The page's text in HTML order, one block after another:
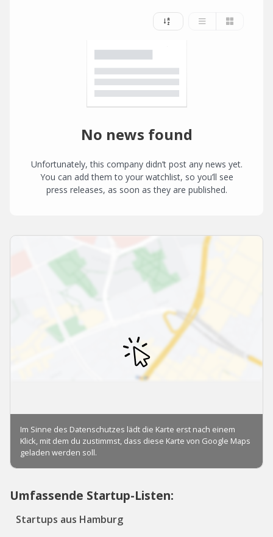
No news found
Unfortunately, this company didn’t post any news yet.
You can add them to your watchlist, so you’ll see
press releases, as soon as they are published.
Umfassende Startup-Listen:
Startups aus Hamburg